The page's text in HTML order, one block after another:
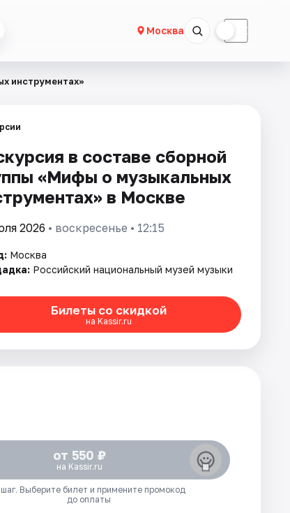
Москва ☾
инструментах»
в составе сборной
«Мифы о музыкальных
в Москве
2026 • воскресенье • 12:15
Москва
Российский национальный музей музыки
Билеты со скидкой
на Kassir.ru
от 550 ₽
на Kassir.ru
Выберите билет и примените промокод
до оплаты